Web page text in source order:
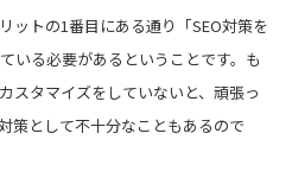
ットの1番目にある通り「SEO対策を
いる必要があるということです。も
スタマイズをしていないと、頑張っ
策として不十分なこともあるので